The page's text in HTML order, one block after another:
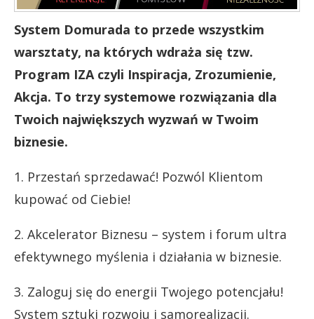
System Domurada to przede wszystkim
warsztaty, na których wdraża się tzw.
Program IZA czyli Inspiracja, Zrozumienie,
Akcja. To trzy systemowe rozwiązania dla
Twoich największych wyzwań w Twoim
biznesie.
1. Przestań sprzedawać! Pozwól Klientom
kupować od Ciebie!
2. Akcelerator Biznesu – system i forum ultra
efektywnego myślenia i działania w biznesie.
3. Zaloguj się do energii Twojego potencjału!
System sztuki rozwoju i samorealizacji.